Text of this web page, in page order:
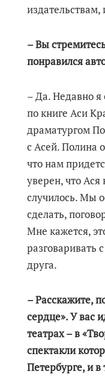
– Вы
понравился
– Да. Недавно я
по книге Аси
драматургом
с Асей. Полина
что нам
уверен, что Ася
случилось. Мы
сделать,
Мне кажется,
разговаривать
друга.
– Расскажите,
сердце». У вас
театрах – в
спектакли
Петербурге, и